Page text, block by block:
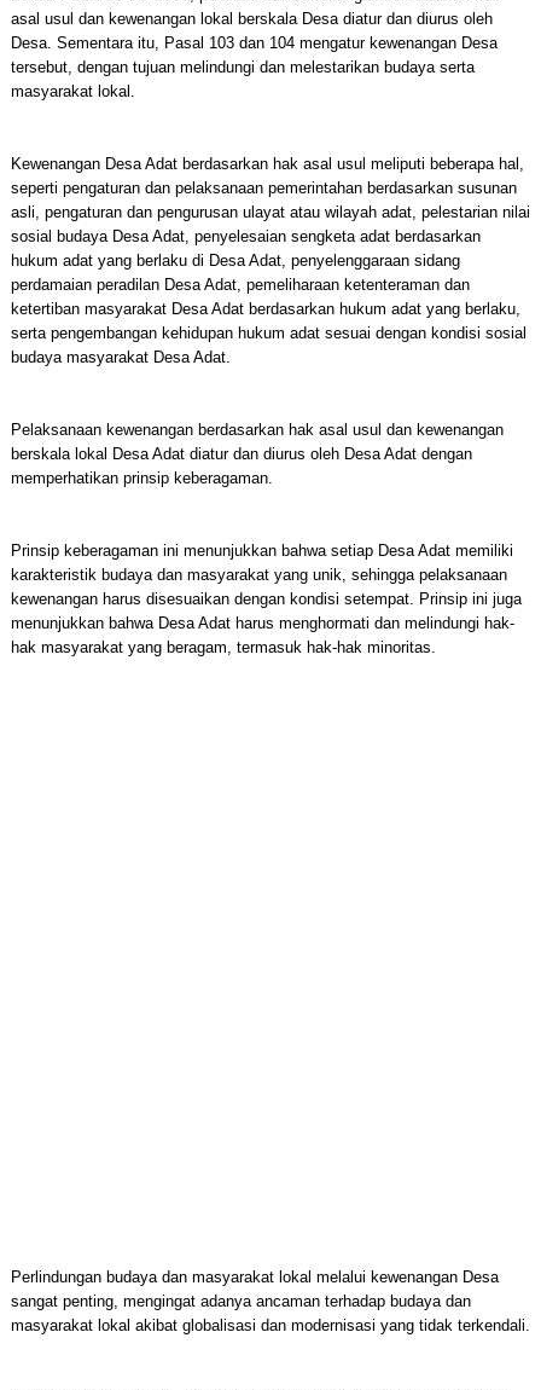
asal usul dan kewenangan lokal berskala Desa diatur dan diurus oleh
Desa. Sementara itu, Pasal 103 dan 104 mengatur kewenangan Desa
tersebut, dengan tujuan melindungi dan melestarikan budaya serta
masyarakat lokal.
Kewenangan Desa Adat berdasarkan hak asal usul meliputi beberapa hal,
seperti pengaturan dan pelaksanaan pemerintahan berdasarkan susunan
asli, pengaturan dan pengurusan ulayat atau wilayah adat, pelestarian nilai
sosial budaya Desa Adat, penyelesaian sengketa adat berdasarkan
hukum adat yang berlaku di Desa Adat, penyelenggaraan sidang
perdamaian peradilan Desa Adat, pemeliharaan ketenteraman dan
ketertiban masyarakat Desa Adat berdasarkan hukum adat yang berlaku,
serta pengembangan kehidupan hukum adat sesuai dengan kondisi sosial
budaya masyarakat Desa Adat.
Pelaksanaan kewenangan berdasarkan hak asal usul dan kewenangan
berskala lokal Desa Adat diatur dan diurus oleh Desa Adat dengan
memperhatikan prinsip keberagaman.
Prinsip keberagaman ini menunjukkan bahwa setiap Desa Adat memiliki
karakteristik budaya dan masyarakat yang unik, sehingga pelaksanaan
kewenangan harus disesuaikan dengan kondisi setempat. Prinsip ini juga
menunjukkan bahwa Desa Adat harus menghormati dan melindungi hak-
hak masyarakat yang beragam, termasuk hak-hak minoritas.
Perlindungan budaya dan masyarakat lokal melalui kewenangan Desa
sangat penting, mengingat adanya ancaman terhadap budaya dan
masyarakat lokal akibat globalisasi dan modernisasi yang tidak terkendali.